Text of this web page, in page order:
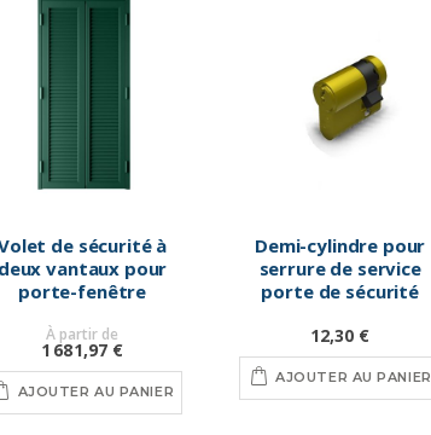
de sécurité à
vantaux pour
porte-fenêtre
À partir de
1 681,97 €
AJOUTER AU PANIER
Demi-cylindre pour
serrure de service
porte de sécurité
12,30 €
AJOUTER AU PANIER